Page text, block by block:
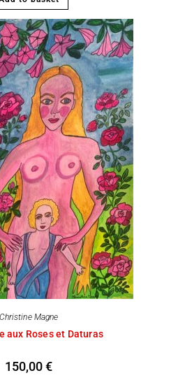
Christine Magne
aux Roses et Daturas
150,00€